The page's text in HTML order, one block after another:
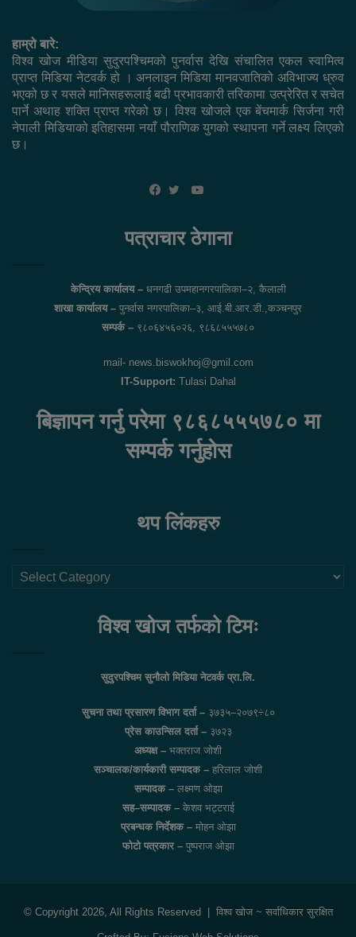
हाम्रो बारे:
विश्व खोज मीडिया सुदुरपश्चिमको पुनर्वास देखि संचालित एकल स्वामित्व
प्राप्त मिडिया नेटवर्क हो । अनलाइन मिडिया मानवजातिको अविभाज्य ध्रुव
भएको छ र यसले मानिसहरूलाई बढी प्रभावकारी तरिकामा उत्प्रेरित र सचेत
पार्ने अथाह शक्ति प्राप्त गरेको छ। विश्व खोजले एक बेंचमार्क सिर्जना गरी
नेपाली मिडियाको इतिहासमा नयाँ पौराणिक युगको स्थापना गर्ने लक्ष्य लिएको
छ।
YouTube
पत्राचार ठेगाना
केन्द्रिय कार्यालय –धनगढी उपमहानगरपालिका–२, कैलाली
शाखा कार्यालय – पुनर्वास नगरपालिका–३, आई.बी.आर.डी.,कञ्चनपुर
सम्पर्क – ९८०६४५६०२६, ९८६८५५५७८०
mail- news.biswokhoj@gmil.com
IT-Support: Tulasi Dahal
बिज्ञापन गर्नु परेमा ९८६८५५५७८० मा
सम्पर्क गर्नुहोस
थप लिंकहरु
थप
विश्व खोज तर्फको टिमः
सुदुरपश्चिम सुनौलो मिडिया नेटवर्क प्रा.लि.
सुचना तथा प्रसारण विभाग दर्ता – ३७३५–२०७९÷८०
प्रेस काउन्सिल दर्ता – ३७२३
अध्यक्ष – भक्तराज जोशी
सञ्चालक/कार्यकारी सम्पादक – हरिलाल जोशी
सम्पादक –लक्ष्मण ओझा
सह–सम्पादक –केशव भट्टराई
प्रबन्धक निर्देशक –मोहन ओझा
फोटो पत्रकार –पुष्पराज ओझा
© Copyright 2026, All Rights Reserved | विश्व खोज~ सर्वाधिकार सुरक्षित